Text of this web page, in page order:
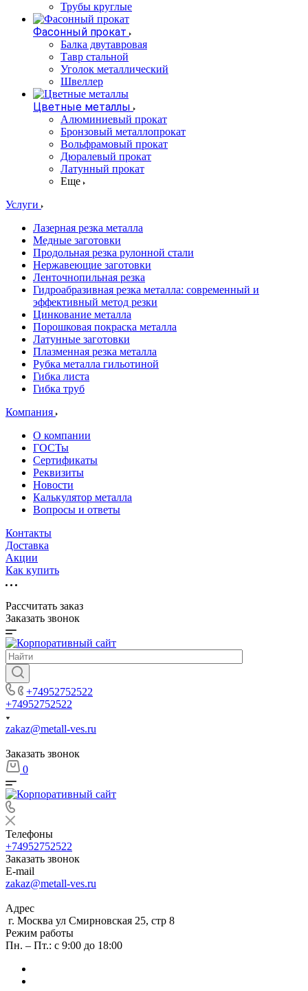
Трубы круглые
Фасонный прокат
Балка двутавровая
Тавр стальной
Уголок металлический
Швеллер
Цветные металлы
Алюминиевый прокат
Бронзовый металлопрокат
Вольфрамовый прокат
Дюралевый прокат
Латунный прокат
Еще
Услуги
Лазерная резка металла
Медные заготовки
Продольная резка рулонной стали
Нержавеющие заготовки
Ленточнопильная резка
Гидроабразивная резка металла: современный и
эффективный метод резки
Цинкование металла
Порошковая покраска металла
Латунные заготовки
Плазменная резка металла
Рубка металла гильотиной
Гибка листа
Гибка труб
Компания
О компании
ГОСТы
Сертификаты
Реквизиты
Новости
Калькулятор металла
Вопросы и ответы
Контакты
Доставка
Акции
Как купить
Рассчитать заказ
Заказать звонок
+74952752522
+74952752522
zakaz@metall-ves.ru
Заказать звонок
0
Телефоны
+74952752522
Заказать звонок
E-mail
zakaz@metall-ves.ru
Адрес
г. Москва ул Смирновская 25, стр 8
Режим работы
Пн. – Пт.: с 9:00 до 18:00